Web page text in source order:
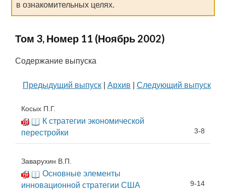
в ознакомительных целях.
Том 3, Номер 11 (Ноябрь 2002)
Содержание выпуска
Предыдущий выпуск Архив Следующий выпуск
Косых П.Г.
К стратегии экономической
перестройки
3-8
Заварухин В.П.
Основные элементы
инновационной стратегии США
9-14